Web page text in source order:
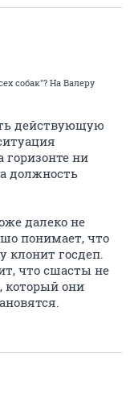
собак"? На Валеру
действующую
горизонте ни
должность
далеко не
понимает, что
клонит госдеп.
что сшасты не
который они